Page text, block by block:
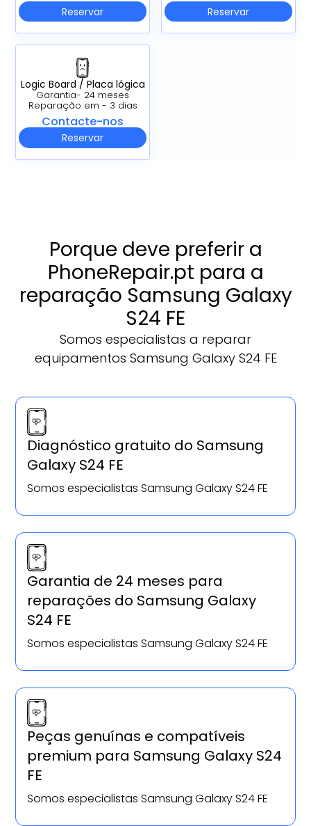
Reservar Reservar
Logic Board / Placa lógica
Garantia- 24 meses
Reparação em - 3 dias
Contacte-nos
Reservar
Porque deve preferir a
PhoneRepair.pt para a
reparação Samsung Galaxy
S24 FE
Somos especialistas a reparar
equipamentos Samsung Galaxy S24 FE
Diagnóstico gratuito do Samsung
Galaxy S24 FE
Somos especialistas Samsung Galaxy S24 FE
Garantia de 24 meses para
reparações do Samsung Galaxy
S24 FE
Somos especialistas Samsung Galaxy S24 FE
Peças genuínas e compatíveis
premium para Samsung Galaxy S24
FE
Somos especialistas Samsung Galaxy S24 FE